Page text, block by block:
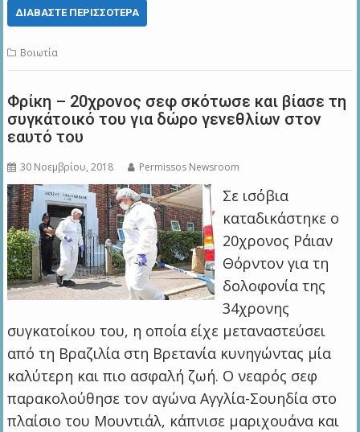
ΔΙΑΒΆΣΤΕ ΠΕΡΙΣΣΌΤΕΡΑ
Βοιωτία
Φρίκη – 20χρονος σεφ σκότωσε και βίασε τη
συγκάτοικό του για δώρο γενεθλίων στον
εαυτό του
30 Νοεμβρίου, 2018 Permissos Newsroom
Σε ισόβια
καταδικάστηκε ο
20χρονος Ράιαν
Θόρντον για τη
δολοφονία της
34χρονης
συγκατοίκου του, η οποία είχε μεταναστεύσει
από τη Βραζιλία στη Βρετανία κυνηγώντας μία
καλύτερη και πιο ασφαλή ζωή. Ο νεαρός σεφ
παρακολούθησε τον αγώνα Αγγλία-Σουηδία στο
πλαίσιο του Μουντιάλ, κάπνισε μαριχουάνα και